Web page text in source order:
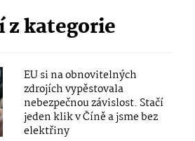
z kategorie
EU si na obnovitelných
zdrojích vypěstovala
nebezpečnou závislost. Stačí
jeden klik v Číně a jsme bez
elektřiny